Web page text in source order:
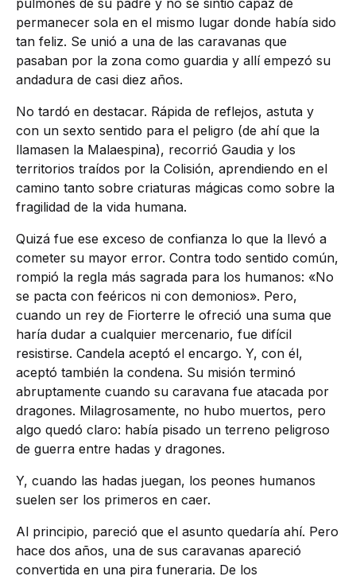
pulmones de su padre y no se sintió capaz de
permanecer sola en el mismo lugar donde había sido
tan feliz. Se unió a una de las caravanas que
pasaban por la zona como guardia y allí empezó su
andadura de casi diez años.
No tardó en destacar. Rápida de reflejos, astuta y
con un sexto sentido para el peligro (de ahí que la
llamasen la Malaespina), recorrió Gaudia y los
territorios traídos por la Colisión, aprendiendo en el
camino tanto sobre criaturas mágicas como sobre la
fragilidad de la vida humana.
Quizá fue ese exceso de confianza lo que la llevó a
cometer su mayor error. Contra todo sentido común,
rompió la regla más sagrada para los humanos: «No
se pacta con feéricos ni con demonios». Pero,
cuando un rey de Fiorterre le ofreció una suma que
haría dudar a cualquier mercenario, fue difícil
resistirse. Candela aceptó el encargo. Y, con él,
aceptó también la condena. Su misión terminó
abruptamente cuando su caravana fue atacada por
dragones. Milagrosamente, no hubo muertos, pero
algo quedó claro: había pisado un terreno peligroso
de guerra entre hadas y dragones.
Y, cuando las hadas juegan, los peones humanos
suelen ser los primeros en caer.
Al principio, pareció que el asunto quedaría ahí. Pero
hace dos años, una de sus caravanas apareció
convertida en una pira funeraria. De los